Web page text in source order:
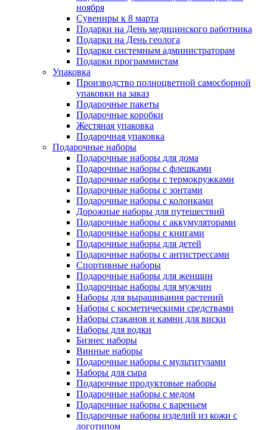
ноября
Сувениры к 8 марта
Подарки на День медицинского работника
Подарки на День геолога
Подарки системным администраторам
Подарки программистам
Упаковка
Производство полноцветной самосборной
упаковки на заказ
Подарочные пакеты
Подарочные коробки
Жестяная упаковка
Подарочная упаковка
Подарочные наборы
Подарочные наборы для дома
Подарочные наборы с флешками
Подарочные наборы с термокружками
Подарочные наборы с зонтами
Подарочные наборы с колонками
Дорожные наборы для путешествий
Подарочные наборы с аккумуляторами
Подарочные наборы с книгами
Подарочные наборы для детей
Подарочные наборы с антистрессами
Спортивные наборы
Подарочные наборы для женщин
Подарочные наборы для мужчин
Наборы для выращивания растений
Наборы с косметическими средствами
Наборы стаканов и камни для виски
Наборы для водки
Бизнес наборы
Винные наборы
Подарочные наборы с мультитулами
Наборы для сыра
Подарочные продуктовые наборы
Подарочные наборы с медом
Подарочные наборы с вареньем
Подарочные наборы изделий из кожи с
логотипом